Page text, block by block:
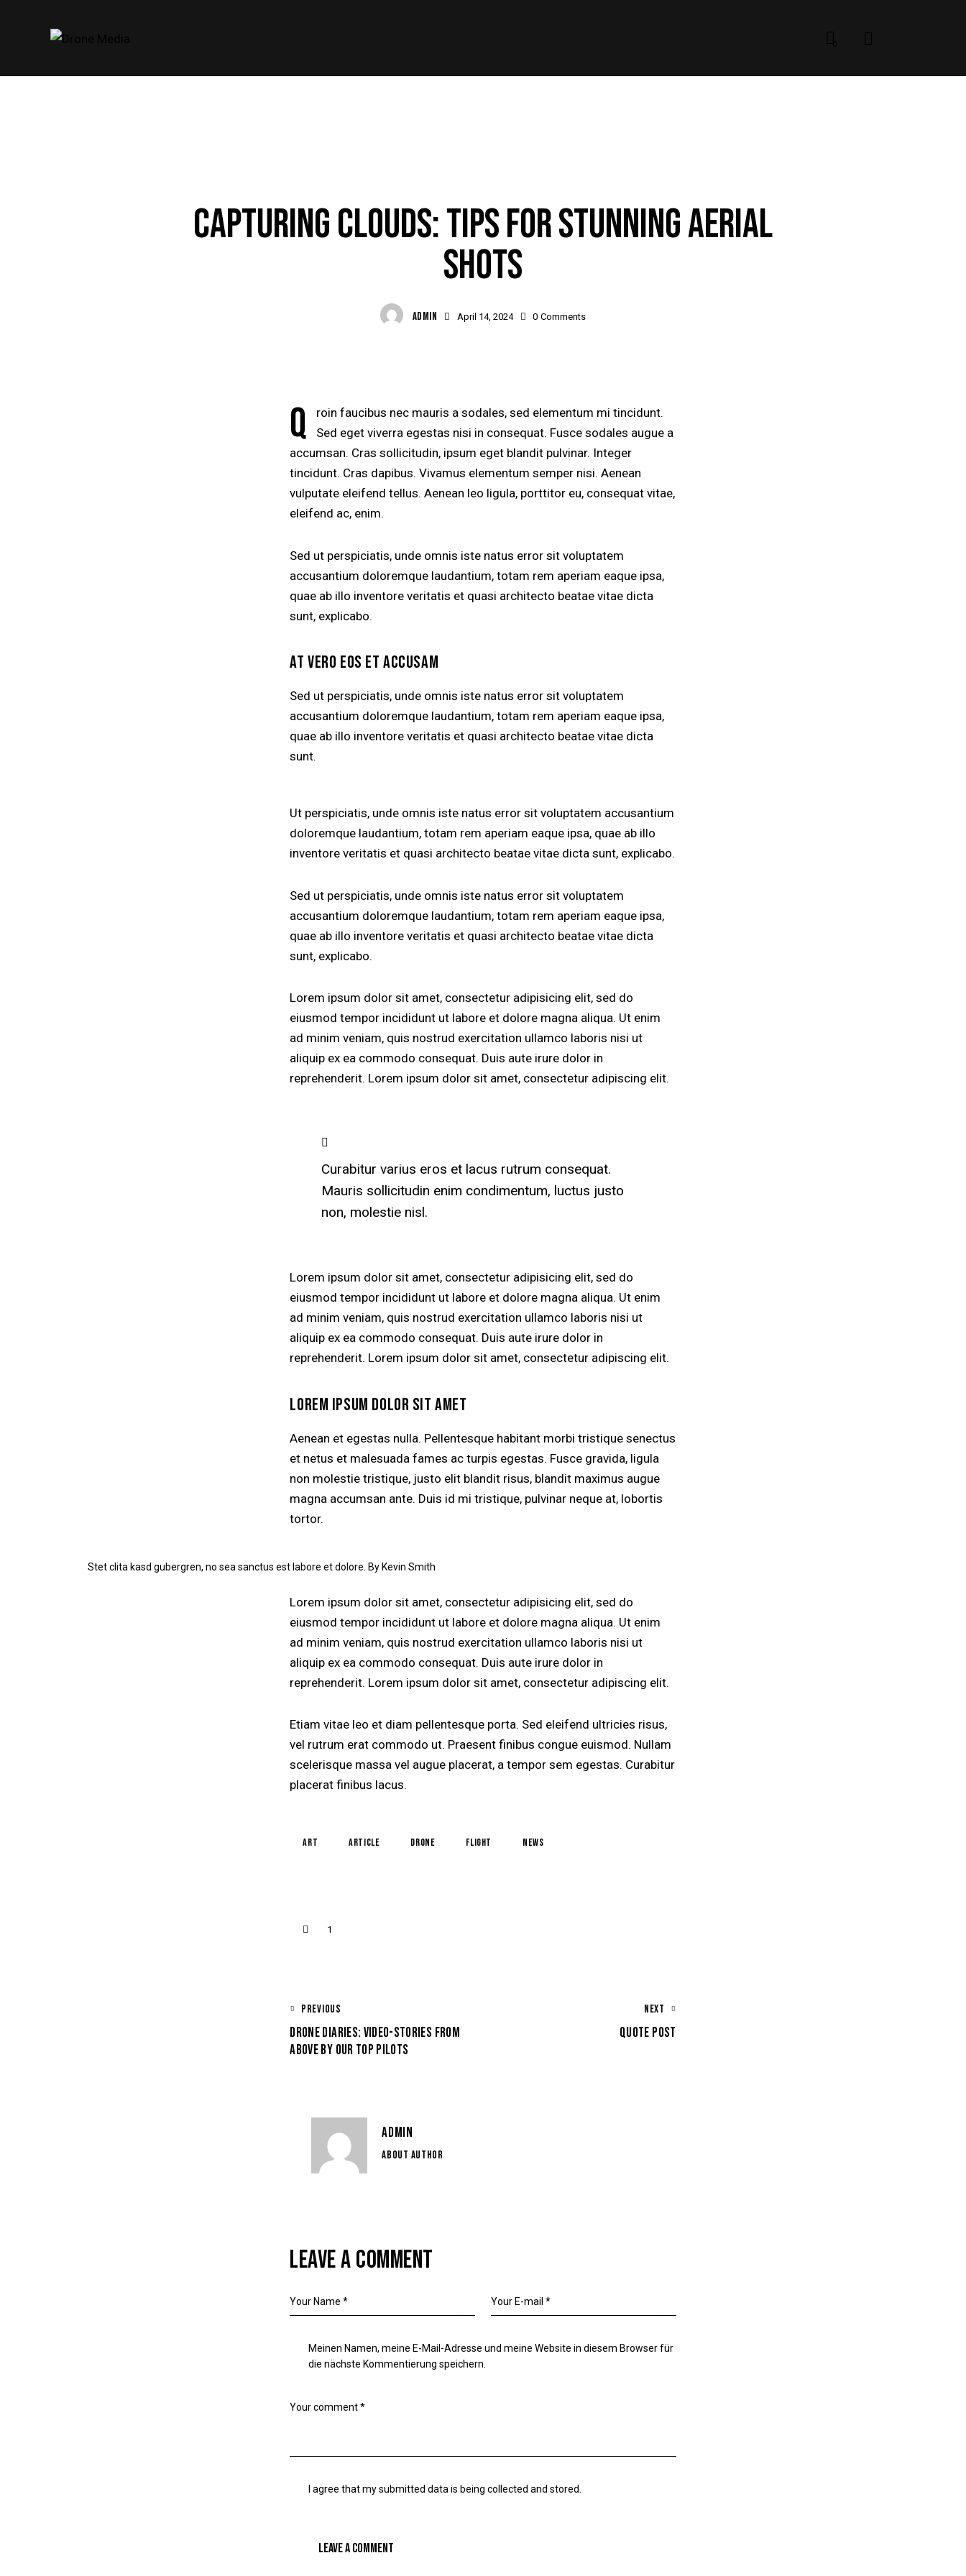
CAPTURING CLOUDS: TIPS FOR STUNNING AERIAL
SHOTS
ADMIN April 14, 2024 0 Comments
Q
roin faucibus nec mauris a sodales, sed elementum mi tincidunt.
Sed eget viverra egestas nisi in consequat. Fusce sodales augue a
accumsan. Cras sollicitudin, ipsum eget blandit pulvinar. Integer
tincidunt. Cras dapibus. Vivamus elementum semper nisi. Aenean
vulputate eleifend tellus. Aenean leo ligula, porttitor eu, consequat vitae,
eleifend ac, enim.
Sed ut perspiciatis, unde omnis iste natus error sit voluptatem
accusantium doloremque laudantium, totam rem aperiam eaque ipsa,
quae ab illo inventore veritatis et quasi architecto beatae vitae dicta
sunt, explicabo.
AT VERO EOS ET ACCUSAM
Sed ut perspiciatis, unde omnis iste natus error sit voluptatem
accusantium doloremque laudantium, totam rem aperiam eaque ipsa,
quae ab illo inventore veritatis et quasi architecto beatae vitae dicta
sunt.
Ut perspiciatis, unde omnis iste natus error sit voluptatem accusantium
doloremque laudantium, totam rem aperiam eaque ipsa, quae ab illo
inventore veritatis et quasi architecto beatae vitae dicta sunt, explicabo.
Sed ut perspiciatis, unde omnis iste natus error sit voluptatem
accusantium doloremque laudantium, totam rem aperiam eaque ipsa,
quae ab illo inventore veritatis et quasi architecto beatae vitae dicta
sunt, explicabo.
Lorem ipsum dolor sit amet, consectetur adipisicing elit, sed do
eiusmod tempor incididunt ut labore et dolore magna aliqua. Ut enim
ad minim veniam, quis nostrud exercitation ullamco laboris nisi ut
aliquip ex ea commodo consequat. Duis aute irure dolor in
reprehenderit. Lorem ipsum dolor sit amet, consectetur adipiscing elit.
Curabitur varius eros et lacus rutrum consequat.
Mauris sollicitudin enim condimentum, luctus justo
non, molestie nisl.
Lorem ipsum dolor sit amet, consectetur adipisicing elit, sed do
eiusmod tempor incididunt ut labore et dolore magna aliqua. Ut enim
ad minim veniam, quis nostrud exercitation ullamco laboris nisi ut
aliquip ex ea commodo consequat. Duis aute irure dolor in
reprehenderit. Lorem ipsum dolor sit amet, consectetur adipiscing elit.
LOREM IPSUM DOLOR SIT AMET
Aenean et egestas nulla. Pellentesque habitant morbi tristique senectus
et netus et malesuada fames ac turpis egestas. Fusce gravida, ligula
non molestie tristique, justo elit blandit risus, blandit maximus augue
magna accumsan ante. Duis id mi tristique, pulvinar neque at, lobortis
tortor.
Stet clita kasd gubergren, no sea sanctus est labore et dolore. By Kevin Smith
Lorem ipsum dolor sit amet, consectetur adipisicing elit, sed do
eiusmod tempor incididunt ut labore et dolore magna aliqua. Ut enim
ad minim veniam, quis nostrud exercitation ullamco laboris nisi ut
aliquip ex ea commodo consequat. Duis aute irure dolor in
reprehenderit. Lorem ipsum dolor sit amet, consectetur adipiscing elit.
Etiam vitae leo et diam pellentesque porta. Sed eleifend ultricies risus,
vel rutrum erat commodo ut. Praesent finibus congue euismod. Nullam
scelerisque massa vel augue placerat, a tempor sem egestas. Curabitur
placerat finibus lacus.
art article drone flight news
1
PREVIOUS
DRONE DIARIES: VIDEO-STORIES FROM
ABOVE BY OUR TOP PILOTS
NEXT
QUOTE POST
ADMIN
ABOUT AUTHOR
LEAVE A COMMENT
Meinen Namen, meine E-Mail-Adresse und meine Website in diesem Browser für
die nächste Kommentierung speichern.
I agree that my submitted data is being collected and stored